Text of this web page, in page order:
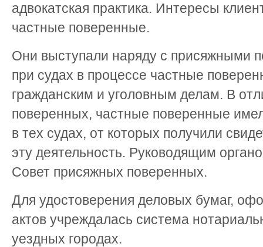
адвокатская практика. Интересы
частные поверенные.
Они выступали наряду с присяжными
при судах в процессе частные
гражданским и уголовным делам. В
поверенных, частные поверенные
в тех судах, от которых получили
эту деятельность. Руководящим
Совет присяжных поверенных.
Для удостоверения деловых бумаг,
актов учреждалась система
уездных городах.